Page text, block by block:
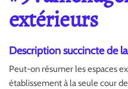
extérieurs
Description succincte de
Peut-on résumer les espaces
établissement à la seule cour